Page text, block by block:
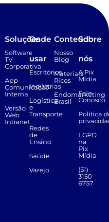
Soluções
Software
TV
Corporativa
App
Comunicação
Interna
Versão
Web
Intranet
Onde
usar
Escritórios
Indústrias
Logística
e
Transporte
Redes
de
Ensino
Saúde
Varejo
Conteúdo
Nosso
Blog
Materiais
Ricos
Endomarketing
Brasil
Sobre
nós
A Pix
Mídia
Fale
Conosco
Política
LGPD
na
Pix
Mídia
(51)
3150-
6757